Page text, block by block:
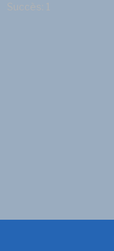
Succès: 1